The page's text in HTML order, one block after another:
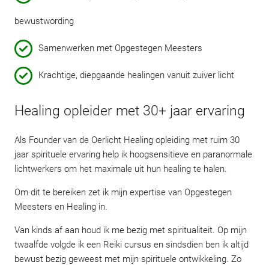
bewustwording
Samenwerken met Opgestegen Meesters
Krachtige, diepgaande healingen vanuit zuiver licht
Healing opleider met 30+ jaar ervaring
Als Founder van de Oerlicht Healing opleiding met ruim 30
jaar spirituele ervaring help ik hoogsensitieve en paranormale
lichtwerkers om het maximale uit hun healing te halen.
Om dit te bereiken zet ik mijn expertise van Opgestegen
Meesters en Healing in.
Van kinds af aan houd ik me bezig met spiritualiteit. Op mijn
twaalfde volgde ik een Reiki cursus en sindsdien ben ik altijd
bewust bezig geweest met mijn spirituele ontwikkeling. Zo